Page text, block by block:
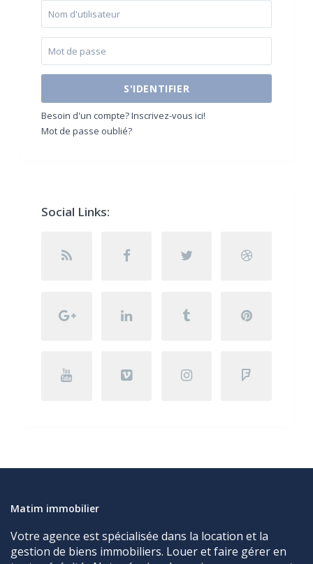
S'IDENTIFIER
Besoin d'un compte? Inscrivez-vous ici!
Mot de passe oublié?
Social Links:
Matim immobilier
Votre agence est spécialisée dans la location et la
gestion de biens immobiliers. Louer et faire gérer en